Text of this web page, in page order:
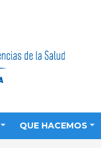
QUE HACEMOS